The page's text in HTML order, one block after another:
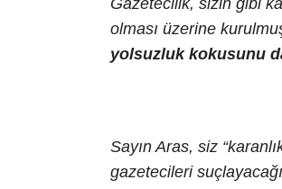
Gazetecilik, sizin gibi
olması üzerine
yolsuzluk kokusunu
Sayın Aras, siz
gazetecileri